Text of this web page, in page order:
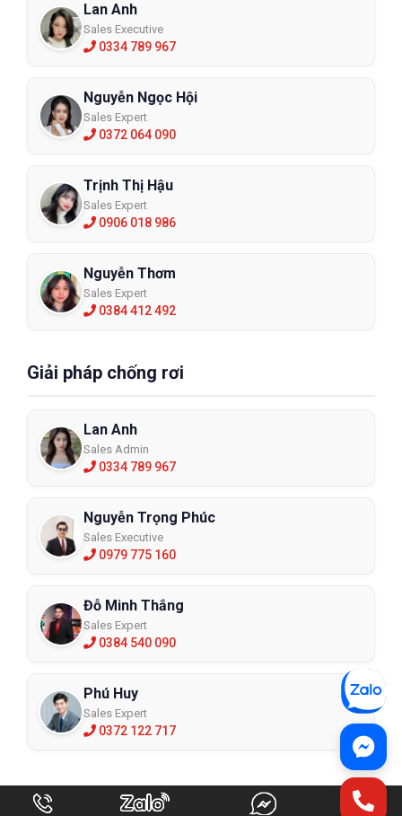
Lan Anh
Sales Executive
0334 789 967
Nguyễn Ngọc Hội
Sales Expert
0372 064 090
Trịnh Thị Hậu
Sales Expert
0906 018 986
Nguyễn Thơm
Sales Expert
0384 412 492
Giải pháp chống rơi
Lan Anh
Sales Admin
0334 789 967
Nguyễn Trọng Phúc
Sales Executive
0979 775 160
Đỗ Minh Thắng
Sales Expert
0384 540 090
Phú Huy
Sales Expert
0372 122 717
Kênh nhà máy